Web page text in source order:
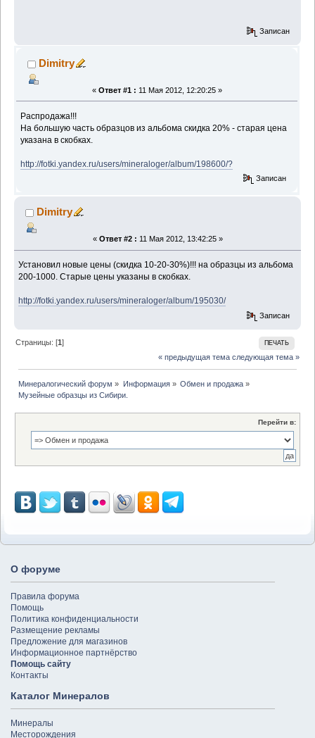
Записан
Dimitry
« Ответ #1 : 11 Мая 2012, 12:20:25 »
Распродажа!!!
На большую часть образцов из альбома скидка 20% - старая цена
указана в скобках.
http://fotki.yandex.ru/users/mineraloger/album/198600/?
Записан
Dimitry
« Ответ #2 : 11 Мая 2012, 13:42:25 »
Установил новые цены (скидка 10-20-30%)!!! на образцы из альбома
200-1000. Старые цены указаны в скобках.
http://fotki.yandex.ru/users/mineraloger/album/195030/
Записан
ПЕЧАТЬ
Страницы: [1]
« предыдущая тема следующая тема »
Минералогический форум » Информация» Обмен и продажа»
Музейные образцы из Сибири.
Перейти в:
О форуме
Правила форума
Помощь
Политика конфиденциальности
Размещение рекламы
Предложение для магазинов
Информационное партнёрство
Помощь сайту
Контакты
Каталог Минералов
Минералы
Месторождения